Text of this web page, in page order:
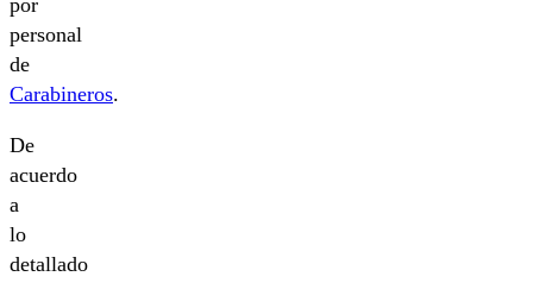
personal
de
Carabineros.
De
acuerdo
a
lo
detallado